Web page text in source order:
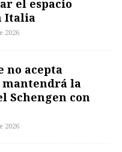
el espacio
Italia
2026
no acepta
la
Schengen con
2026